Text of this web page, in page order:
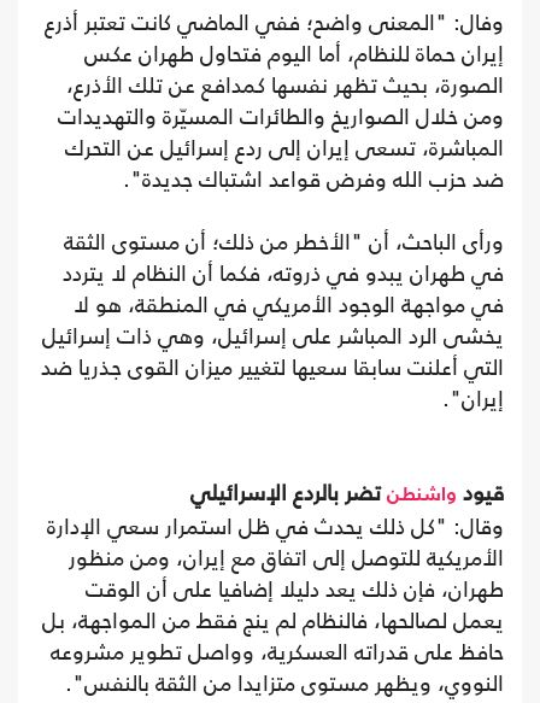
وفال: "المعنى واضح؛ ففي الماضي كانت تعتبر أذرع
إيران حماة للنظام، أما اليوم فتحاول طهران عكس
الصورة، بحيث تظهر نفسها كمدافع عن تلك الأذرع،
ومن خلال الصواريخ والطائرات المسيّرة والتهديدات
المباشرة، تسعى إيران إلى ردع إسرائيل عن التحرك
ضد حزب الله وفرض قواعد اشتباك جديدة".
ورأى الباحث، أن "الأخطر من ذلك؛ أن مستوى الثقة
في طهران يبدو في ذروته، فكما أن النظام لا يتردد
في مواجهة الوجود الأمريكي في المنطقة، هو لا
يخشى الرد المباشر على إسرائيل، وهي ذات إسرائيل
التي أعلنت سابقا سعيها لتغيير ميزان القوى جذريا ضد
إيران".
قيود واشنطن تضر بالردع الإسرائيلي
وقال: "كل ذلك يحدث في ظل استمرار سعي الإدارة
الأمريكية للتوصل إلى اتفاق مع إيران، ومن منظور
طهران، فإن ذلك يعد دليلا إضافيا على أن الوقت
يعمل لصالحها، فالنظام لم ينج فقط من المواجهة، بل
حافظ على قدراته العسكرية، وواصل تطوير مشروعه
النووي، ويظهر مستوى متزايدا من الثقة بالنفس".